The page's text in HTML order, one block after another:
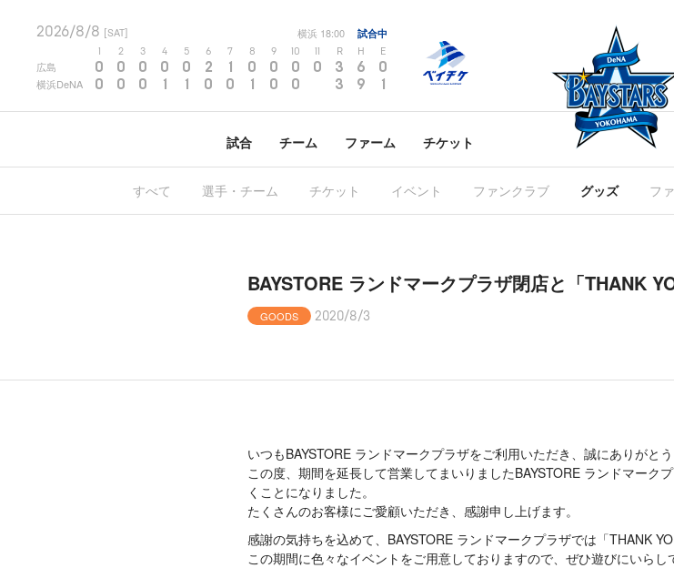
2026/8/8 [SAT] 横浜 18:00 試合中
2 3 4 5 6 7 8 9 10 R H E
広島 0 0 0 0 0 2 1 0 0 0 0 3 6 0
横浜DeNA 0 0 0 1 1 0 0 1 0 0 3 9 1
試合 チーム ファーム チケット
すべて 選手・チーム チケット イベント ファンクラブ グッズ フ
BAYSTORE ランドマークプラザ閉店と「THANK
GOODS 2020/8/3
いつもBAYSTORE ランドマークプラザをご利用いただき、誠にありがとう
この度、期間を延長して営業してまいりましたBAYSTORE ランドマーク
くことになりました。
たくさんのお客様にご愛顧いただき、感謝申し上げます。
感謝の気持ちを込めて、BAYSTORE ランドマークプラザでは「THANK
この期間に色々なイベントをご用意しておりますので、ぜひ遊びにいらし